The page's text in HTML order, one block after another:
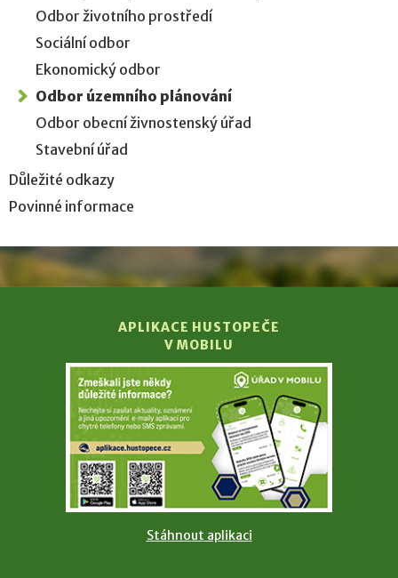
Odbor životního prostředí
Sociální odbor
Ekonomický odbor
Odbor územního plánování
Odbor obecní živnostenský úřad
Stavební úřad
Důležité odkazy
Povinné informace
APLIKACE HUSTOPEČE
V MOBILU
Stáhnout aplikaci